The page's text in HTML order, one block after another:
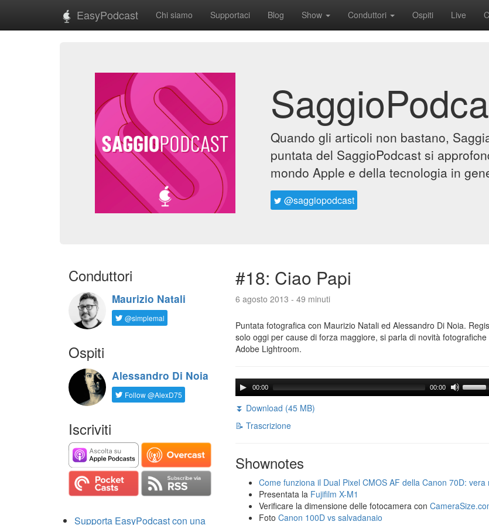
EasyPodcast Chi siamo Supportaci Blog Show Conduttori Ospiti Live
Quando gli articoli non bastano,
puntata del SaggioPodcast si
mondo Apple e della tecnologia in
@saggiopodcast
Conduttori
Maurizio Natali
@simplemal
Ospiti
Alessandro Di Noia
Follow @AlexD75
Iscriviti
Supporta EasyPodcast con una
#18: Ciao Papi
6 agosto 2013 - 49 minuti
Puntata fotografica con Maurizio Natali ed Alessandro Di Noia.
solo oggi per cause di forza maggiore, si parla di novità
Adobe Lightroom.
00:00 00:00
⏬ Download (45 MB)
📝 Trascrizione
Shownotes
Come funziona il Dual Pixel CMOS AF della Canon 70D: vera
Presentata la Fujifilm X-M1
Verificare la dimensione delle fotocamera con
Foto Canon 100D vs salvadanaio